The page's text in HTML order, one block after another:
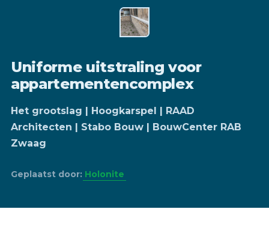
Uniforme uitstraling voor
appartementencomplex
Het grootslag | Hoogkarspel | RAAD
Architecten | Stabo Bouw | BouwCenter RAB
Zwaag
Geplaatst door: Holonite